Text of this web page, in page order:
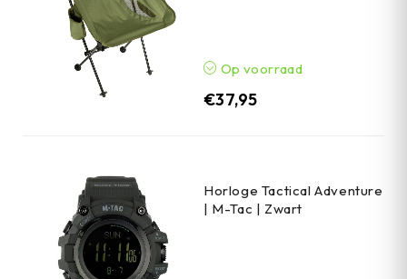
Op voorraad
€37,95
Horloge Tactical Adventure
| M-Tac | Zwart